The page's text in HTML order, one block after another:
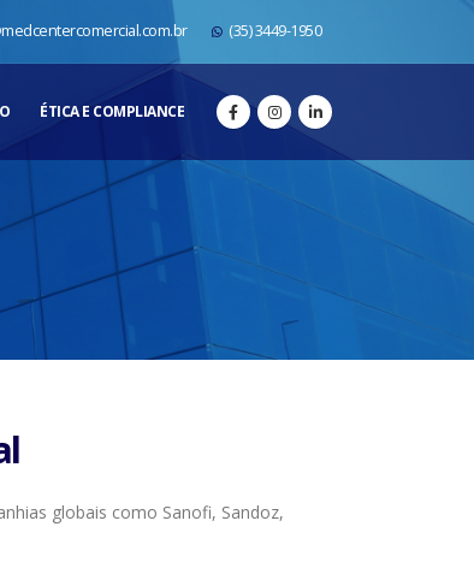
(35) 3449-1950
ÉTICA E COMPLIANCE
globais como Sanofi, Sandoz,